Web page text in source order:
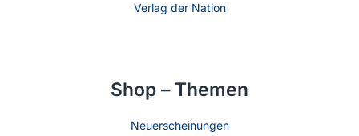
Verlag der Nation
Shop – Themen
Neuerscheinungen